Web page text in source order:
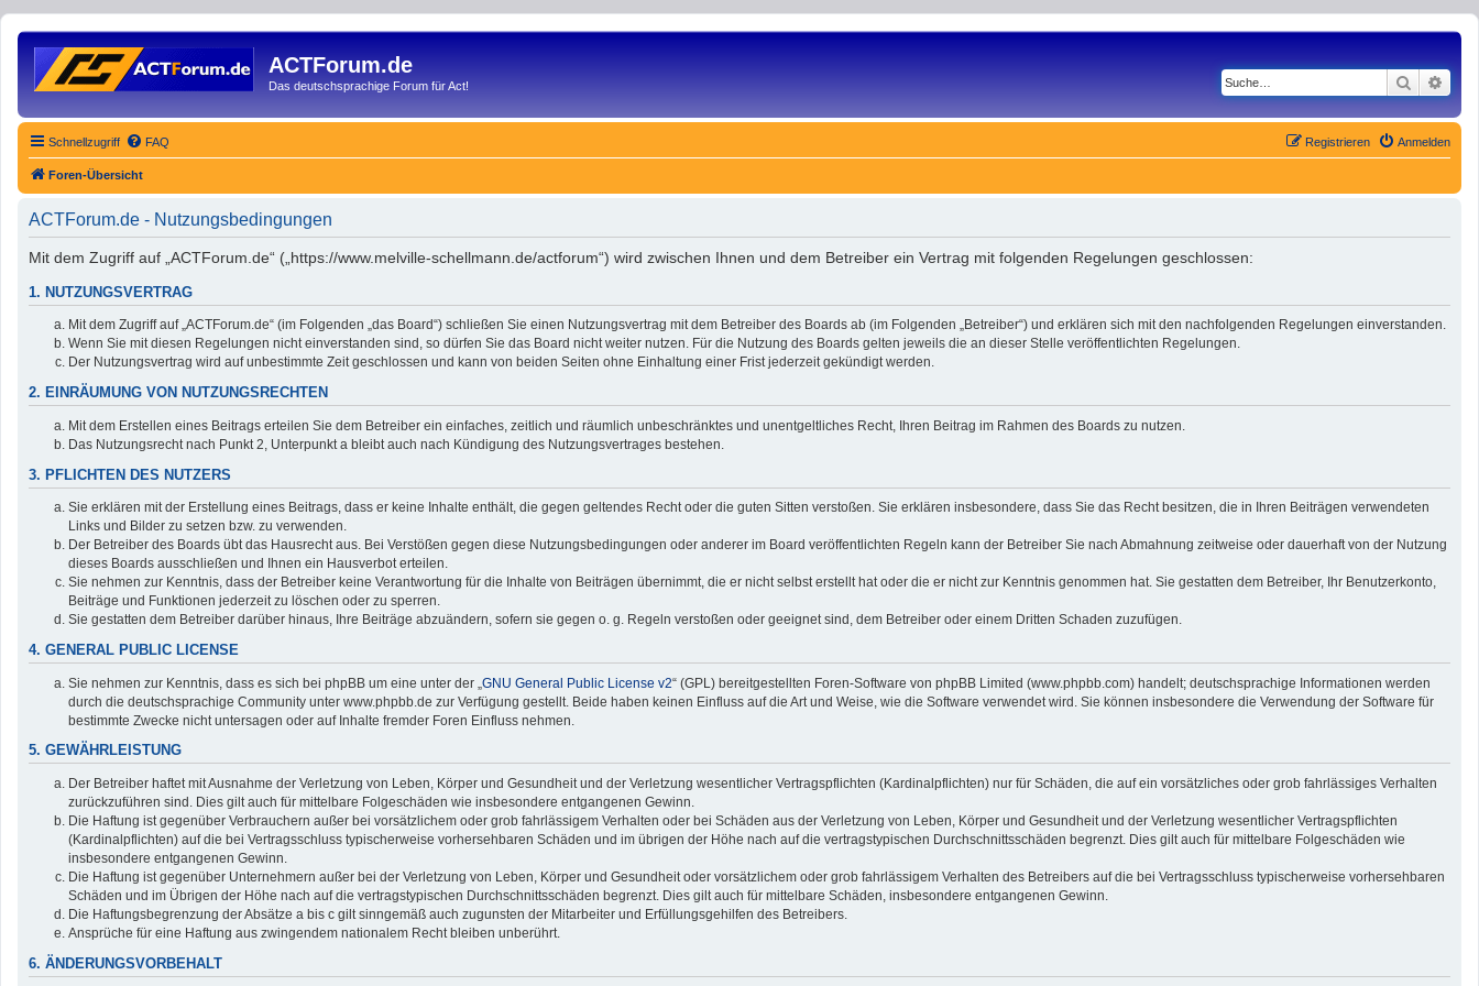
ACTForum.de
Das deutschsprachige Forum für Act! Suche
Schnellzugriff FAQ Anmelden
Registrieren
Foren-Übersicht
ACTForum.de - Nutzungsbedingungen
Mit dem Zugriff auf „ACTForum.de“ („https://www.melville-schellmann.de/actforum“) wird zwischen Ihnen und dem Betreiber ein Vertrag mit folgenden Regelungen geschlossen:
1. NUTZUNGSVERTRAG
Mit dem Zugriff auf „ACTForum.de“ (im Folgenden „das Board“) schließen Sie einen Nutzungsvertrag mit dem Betreiber des Boards ab (im Folgenden „Betreiber“) und erklären sich mit den nachfolgenden Regelungen einverstanden.
Wenn Sie mit diesen Regelungen nicht einverstanden sind, so dürfen Sie das Board nicht weiter nutzen. Für die Nutzung des Boards gelten jeweils die an dieser Stelle veröffentlichten Regelungen.
Der Nutzungsvertrag wird auf unbestimmte Zeit geschlossen und kann von beiden Seiten ohne Einhaltung einer Frist jederzeit gekündigt werden.
2. EINRÄUMUNG VON NUTZUNGSRECHTEN
Mit dem Erstellen eines Beitrags erteilen Sie dem Betreiber ein einfaches, zeitlich und räumlich unbeschränktes und unentgeltliches Recht, Ihren Beitrag im Rahmen des Boards zu nutzen.
Das Nutzungsrecht nach Punkt 2, Unterpunkt a bleibt auch nach Kündigung des Nutzungsvertrages bestehen.
3. PFLICHTEN DES NUTZERS
Sie erklären mit der Erstellung eines Beitrags, dass er keine Inhalte enthält, die gegen geltendes Recht oder die guten Sitten verstoßen. Sie erklären insbesondere, dass Sie das Recht besitzen, die in Ihren Beiträgen verwendeten
Links und Bilder zu setzen bzw. zu verwenden.
Der Betreiber des Boards übt das Hausrecht aus. Bei Verstößen gegen diese Nutzungsbedingungen oder anderer im Board veröffentlichten Regeln kann der Betreiber Sie nach Abmahnung zeitweise oder dauerhaft von der Nutzung
dieses Boards ausschließen und Ihnen ein Hausverbot erteilen.
Sie nehmen zur Kenntnis, dass der Betreiber keine Verantwortung für die Inhalte von Beiträgen übernimmt, die er nicht selbst erstellt hat oder die er nicht zur Kenntnis genommen hat. Sie gestatten dem Betreiber, Ihr Benutzerkonto,
Beiträge und Funktionen jederzeit zu löschen oder zu sperren.
Sie gestatten dem Betreiber darüber hinaus, Ihre Beiträge abzuändern, sofern sie gegen o. g. Regeln verstoßen oder geeignet sind, dem Betreiber oder einem Dritten Schaden zuzufügen.
4. GENERAL PUBLIC LICENSE
Sie nehmen zur Kenntnis, dass es sich bei phpBB um eine unter der „ GNU General Public License v2“ (GPL) bereitgestellten Foren-Software von phpBB Limited (www.phpbb.com) handelt; deutschsprachige Informationen werden
durch die deutschsprachige Community unter www.phpbb.de zur Verfügung gestellt. Beide haben keinen Einfluss auf die Art und Weise, wie die Software verwendet wird. Sie können insbesondere die Verwendung der Software für
bestimmte Zwecke nicht untersagen oder auf Inhalte fremder Foren Einfluss nehmen.
5. GEWÄHRLEISTUNG
Der Betreiber haftet mit Ausnahme der Verletzung von Leben, Körper und Gesundheit und der Verletzung wesentlicher Vertragspflichten (Kardinalpflichten) nur für Schäden, die auf ein vorsätzliches oder grob fahrlässiges Verhalten
zurückzuführen sind. Dies gilt auch für mittelbare Folgeschäden wie insbesondere entgangenen Gewinn.
Die Haftung ist gegenüber Verbrauchern außer bei vorsätzlichem oder grob fahrlässigem Verhalten oder bei Schäden aus der Verletzung von Leben, Körper und Gesundheit und der Verletzung wesentlicher Vertragspflichten
(Kardinalpflichten) auf die bei Vertragsschluss typischerweise vorhersehbaren Schäden und im übrigen der Höhe nach auf die vertragstypischen Durchschnittsschäden begrenzt. Dies gilt auch für mittelbare Folgeschäden wie
insbesondere entgangenen Gewinn.
Die Haftung ist gegenüber Unternehmern außer bei der Verletzung von Leben, Körper und Gesundheit oder vorsätzlichem oder grob fahrlässigem Verhalten des Betreibers auf die bei Vertragsschluss typischerweise vorhersehbaren
Schäden und im Übrigen der Höhe nach auf die vertragstypischen Durchschnittsschäden begrenzt. Dies gilt auch für mittelbare Schäden, insbesondere entgangenen Gewinn.
Die Haftungsbegrenzung der Absätze a bis c gilt sinngemäß auch zugunsten der Mitarbeiter und Erfüllungsgehilfen des Betreibers.
Ansprüche für eine Haftung aus zwingendem nationalem Recht bleiben unberührt.
6. ÄNDERUNGSVORBEHALT